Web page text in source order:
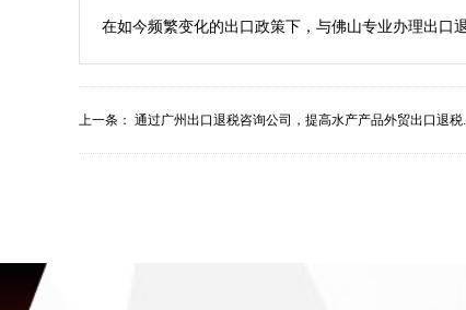
上一条： 通过广州出口退税咨询公司，提高水产产品外贸出口退税...